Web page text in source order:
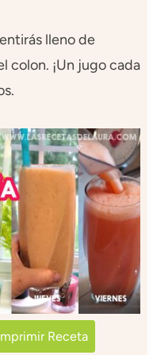
lleno de
colon. ¡Un jugo cada
Receta